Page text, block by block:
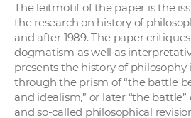
The leitmotif of the paper is the
the research on history of
and after 1989. The paper
dogmatism as well as
presents the history of philosophy
through the prism of “the battle
and idealism,” or later “the
and so-called philosophical